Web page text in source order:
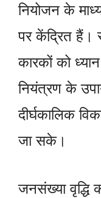
नियोजन के
पर केंद्रित हैं।
कारकों को
नियंत्रण के
दीर्घकालिक
जा सके।
जनसंख्या वृद्धि